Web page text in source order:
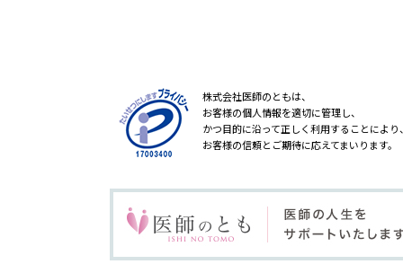
株式会社医師のともは、
お客様の個人情報を適切に管理し、
かつ目的に沿って正しく利用することにより、
お客様の信頼とご期待に応えてまいります。